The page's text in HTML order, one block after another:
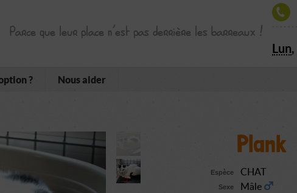
Parce que leur place n’est pas derrière les barreaux !
Lun,
? Nous aider
Plank
Espèce CHAT
Sexe Mâle